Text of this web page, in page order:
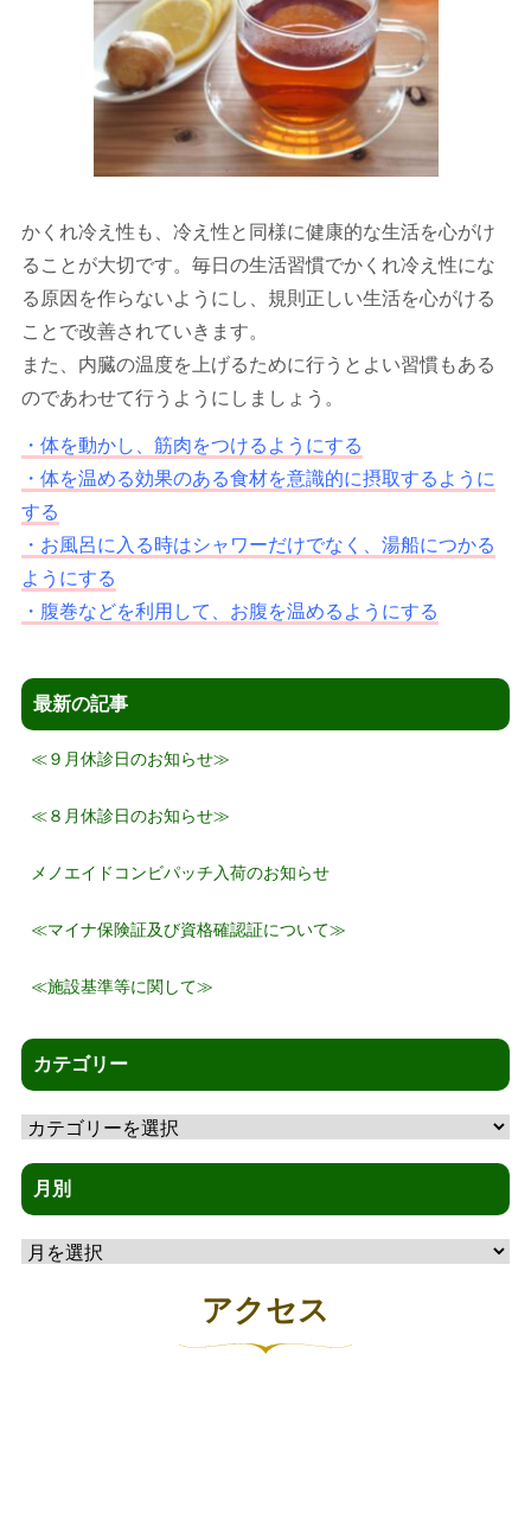
かくれ冷え性も、冷え性と同様に健康的な生活を心がけ
ることが大切です。毎日の生活習慣でかくれ冷え性にな
る原因を作らないようにし、規則正しい生活を心がける
ことで改善されていきます。
また、内臓の温度を上げるために行うとよい習慣もある
のであわせて行うようにしましょう。
・体を動かし、筋肉をつけるようにする
・体を温める効果のある食材を意識的に摂取するように
する
・お風呂に入る時はシャワーだけでなく、湯船につかる
ようにする
・腹巻などを利用して、お腹を温めるようにする
最新の記事
≪９月休診日のお知らせ≫
≪８月休診日のお知らせ≫
メノエイドコンビパッチ入荷のお知らせ
≪マイナ保険証及び資格確認証について≫
≪施設基準等に関して≫
カテゴリー
テ
ゴ
リ
ー
月別
別
アクセス